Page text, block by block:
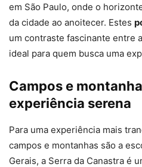
em São Paulo, onde o
da cidade ao anoitecer. Estes
um contraste fascinante entre
ideal para quem busca uma
Campos e
experiência serena
Para uma experiência mais
campos e montanhas são a
Gerais, a Serra da Canastra é